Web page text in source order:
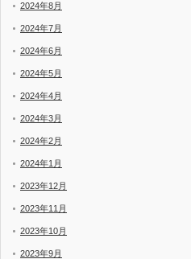
2024年8月
2024年7月
2024年6月
2024年5月
2024年4月
2024年3月
2024年2月
2024年1月
2023年12月
2023年11月
2023年10月
2023年9月